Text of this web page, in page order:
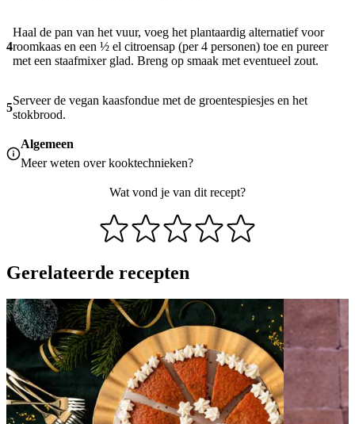
4
Haal de pan van het vuur, voeg het plantaardig alternatief voor
roomkaas en een ½ el citroensap (per 4 personen) toe en pureer
met een staafmixer glad. Breng op smaak met eventueel zout.
5
Serveer de vegan kaasfondue met de groentespiesjes en het
stokbrood.
Algemeen
Meer weten overkooktechnieken?
Wat vond je van dit recept?
Gerelateerde recepten